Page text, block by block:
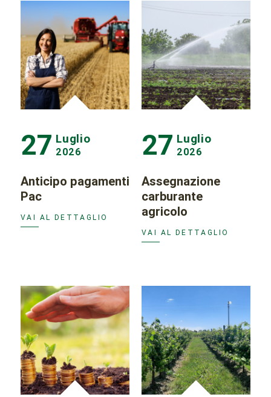
27 Luglio
2026
Anticipo pagamenti
Pac
VAI AL DETTAGLIO
27 Luglio
2026
Assegnazione
carburante
agricolo
VAI AL DETTAGLIO